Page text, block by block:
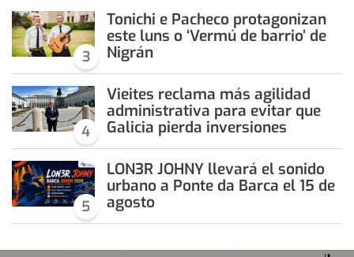
3
Tonichi e Pacheco protagonizan
este luns o ‘Vermú de barrio’ de
Nigrán
4
Vieites reclama más agilidad
administrativa para evitar que
Galicia pierda inversiones
5
LON3R JOHNY llevará el sonido
urbano a Ponte da Barca el 15 de
agosto